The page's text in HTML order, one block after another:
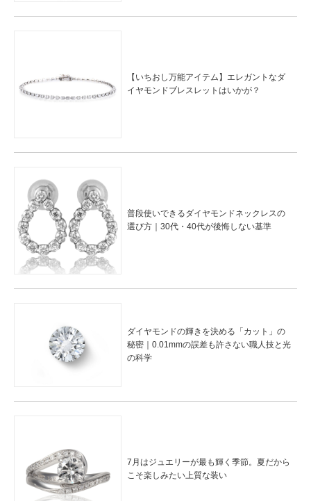
【いちおし万能アイテム】エレガントなダ
イヤモンドブレスレットはいかが？
普段使いできるダイヤモンドネックレスの
選び方｜30代・40代が後悔しない基準
ダイヤモンドの輝きを決める「カット」の
秘密｜0.01mmの誤差も許さない職人技と光
の科学
7月はジュエリーが最も輝く季節。夏だから
こそ楽しみたい上質な装い